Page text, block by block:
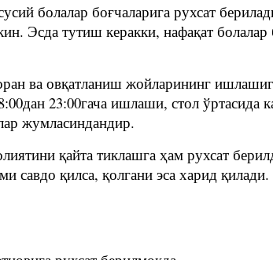
болалар боғчаларига рухсат
Эсда тутиш керакки, нафақат
ва овқатланиш жойларининг
23:00гача ишлаши, стол
жумласиндандир.
қайта тиклашга ҳам рухсат
қилса, қолгани эса харид